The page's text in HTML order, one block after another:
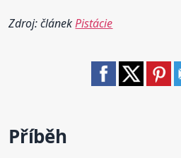
Zdroj: článekPistácie
Příběh